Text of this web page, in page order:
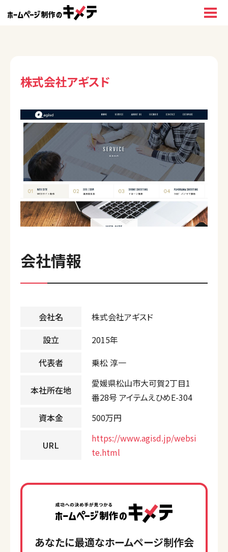
株式会社アギスド
会社情報
会社名
株式会社アギスド
設立
2015年
代表者
乗松 淳一
本社所在地
愛媛県松山市大可賀2丁目1
番28号 アイテムえひめE-304
資本金
500万円
URL
https://www.agisd.jp/websi
te.html
あなたに最適なホームページ制作会